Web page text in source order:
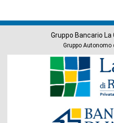
Gruppo Bancario La
Gruppo Autonomo
Banche
Gruppo